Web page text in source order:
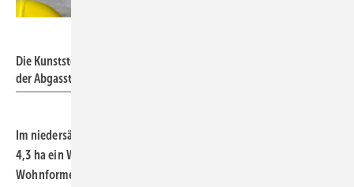
Die Kunststoff-Abgasleitung Schräder PP verbindet das BHKW mit
der Abgasstrecke aus Edelstahl.
Im niedersächsischen Dissen entstand auf einer Fläche von
4,3 ha ein Wohnquartier mit verschiedenen Haus- und
Wohnformen. Die unter Erdniveau gestaltete Wärmeversorgung